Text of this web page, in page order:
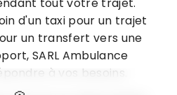
d'un taxi pour un trajet
un transfert vers une
SARL Ambulance
à vos besoins.